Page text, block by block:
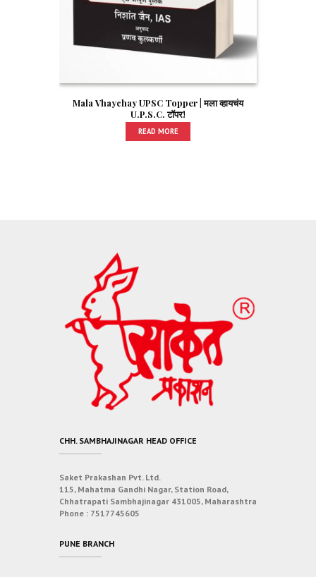
Mala Vhaychay UPSC Topper | मला व्हायचंय
U.P.S.C. टॉपर!
READ MORE
CHH. SAMBHAJINAGAR HEAD OFFICE
Saket Prakashan Pvt. Ltd.
115, Mahatma Gandhi Nagar, Station Road,
Chhatrapati Sambhajinagar 431005, Maharashtra
Phone : 7517745605
PUNE BRANCH